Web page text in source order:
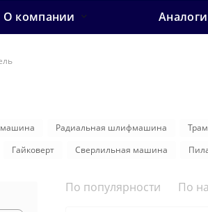
О компании Аналоги
Радиальная шлифмашина
Гайковерт Сверлильная машина
По популярности По